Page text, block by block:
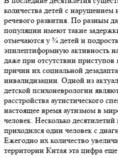
количества детей с нарушением
речевого развития. По разным
популяции имеют такие
отмечаются у ¾ детей и
эпилептиформную активность
даже при отсутствии приступов
причин их социальной
инвалидизации. Одной из
детской психоневрологии
расстройства аутистического
настоящее время аутизмом в
человек. Несколько
приходился один человек с
Ежегодно их количество
территории Китая эта цифра